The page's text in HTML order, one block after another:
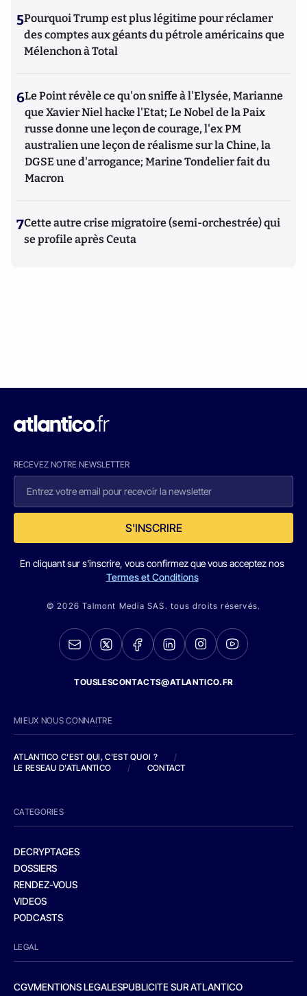
5Pourquoi Trump est plus légitime pour réclamer
des comptes aux géants du pétrole américains que
Mélenchon à Total
6Le Point révèle ce qu'on sniffe à l'Elysée, Marianne
que Xavier Niel hacke l'Etat; Le Nobel de la Paix
russe donne une leçon de courage, l'ex PM
australien une leçon de réalisme sur la Chine, la
DGSE une d'arrogance; Marine Tondelier fait du
Macron
7Cette autre crise migratoire (semi-orchestrée) qui
se profile après Ceuta
RECEVEZ NOTRE NEWSLETTER
S'INSCRIRE
En cliquant sur s'inscrire, vous confirmez que vous acceptez nos
Termes et Conditions
© 2026 Talmont Media SAS. tous droits réservés.
TOUSLESCONTACTS@ATLANTICO.FR
MIEUX NOUS CONNAITRE
ATLANTICO C'EST QUI, C'EST QUOI ?
/
LE RESEAU D'ATLANTICO
/ CONTACT
CATEGORIES
DECRYPTAGES
DOSSIERS
RENDEZ-VOUS
VIDEOS
PODCASTS
LEGAL
CGVMENTIONS LEGALESPUBLICITE SUR ATLANTICO